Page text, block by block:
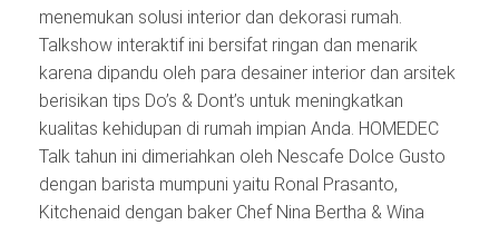
menemukan solusi interior dan dekorasi rumah.
Talkshow interaktif ini bersifat ringan dan menarik
karena dipandu oleh para desainer interior dan arsitek
berisikan tips Do’s & Dont’s untuk meningkatkan
kualitas kehidupan di rumah impian Anda. HOMEDEC
Talk tahun ini dimeriahkan oleh Nescafe Dolce Gusto
dengan barista mumpuni yaitu Ronal Prasanto,
Kitchenaid dengan baker Chef Nina Bertha & Wina